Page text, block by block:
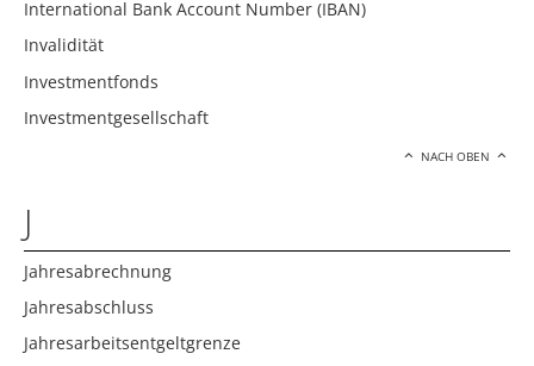
International Bank Account Number (IBAN)
Invalidität
Investmentfonds
Investmentgesellschaft
NACH OBEN
J
Jahresabrechnung
Jahresabschluss
Jahresarbeitsentgeltgrenze